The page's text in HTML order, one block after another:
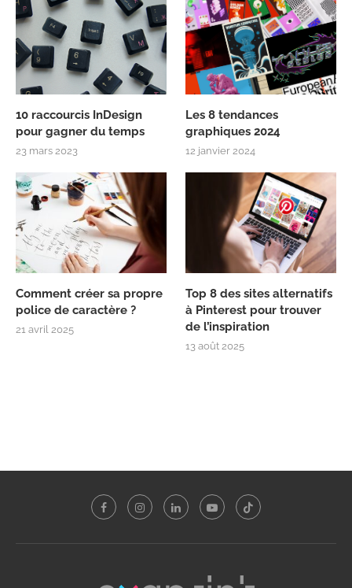
10 raccourcis InDesign
pour gagner du temps
23 mars 2023
Les 8 tendances
graphiques 2024
12 janvier 2024
Comment créer sa propre
police de caractère ?
21 avril 2025
Top 8 des sites alternatifs
à Pinterest pour trouver
de l’inspiration
13 août 2025